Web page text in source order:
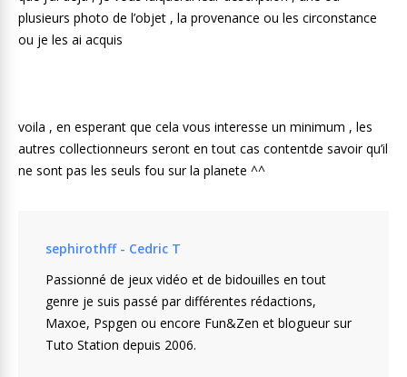
plusieurs photo de l’objet , la provenance ou les circonstance
ou je les ai acquis
voila , en esperant que cela vous interesse un minimum , les
autres collectionneurs seront en tout cas contentde savoir qu’il
ne sont pas les seuls fou sur la planete ^^
sephirothff - Cedric T
Passionné de jeux vidéo et de bidouilles en tout
genre je suis passé par différentes rédactions,
Maxoe, Pspgen ou encore Fun&Zen et blogueur sur
Tuto Station depuis 2006.